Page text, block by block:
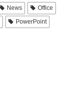
News
Office
PowerPoint